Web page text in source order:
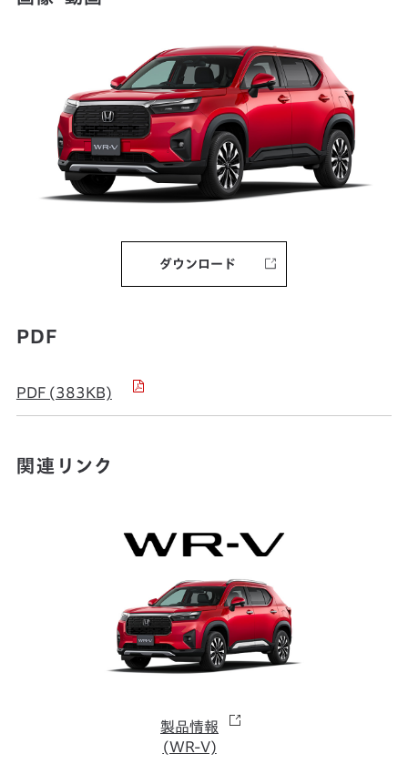
ダウンロード
PDF
PDF (383KB)
関連リンク
製品情報
(WR-V)